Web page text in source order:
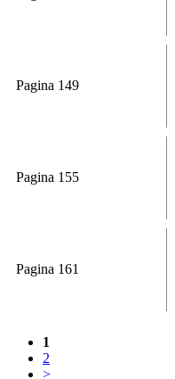
Pagina 149
Pagina 155
Pagina 161
1
2
>